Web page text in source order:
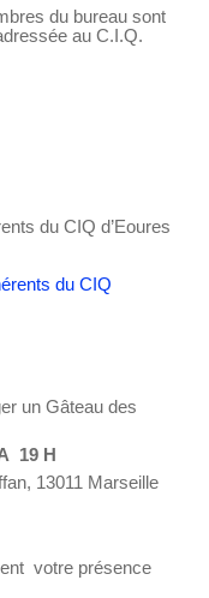
du bureau sont
au C.I.Q.
du CIQ d’Eoures
un Gâteau des
19 H
13011 Marseille
votre présence